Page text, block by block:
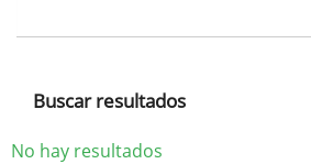
Buscar resultados
No hay resultados